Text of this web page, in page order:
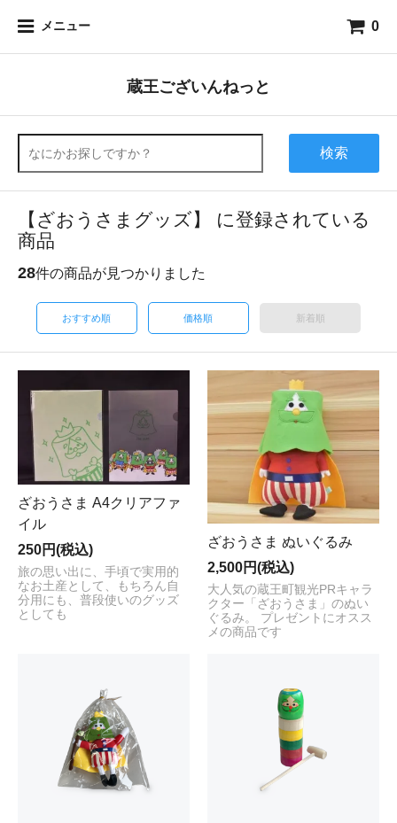
メニュー 0
蔵王ございんねっと
検索
【ざおうさまグッズ】 に登録されている
商品
28件の商品が見つかりました
おすすめ順 価格順 新着順
ざおうさま A4クリアファ
イル
250円(税込)
旅の思い出に、手頃で実用的
なお土産として、もちろん自
分用にも、普段使いのグッズ
としても
ざおうさま ぬいぐるみ
2,500円(税込)
大人気の蔵王町観光PRキャラ
クター「ざおうさま」のぬい
ぐるみ。 プレゼントにオスス
メの商品です